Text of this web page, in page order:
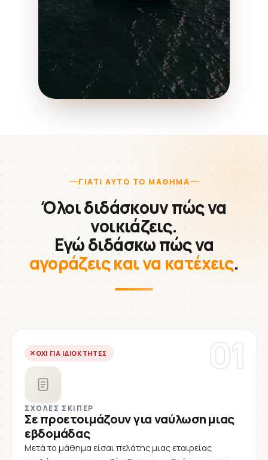
ΓΙΑΤΊ ΑΥΤΌ ΤΟ ΜΆΘΗΜΑ
Όλοι διδάσκουν πώς να
νοικιάζεις.
Εγώ διδάσκω πώς να
αγοράζεις και να κατέχεις.
01
ΌΧΙ ΓΙΑ ΙΔΙΟΚΤΉΤΕΣ
ΣΧΟΛΈΣ ΣΚΊΠΕΡ
Σε προετοιμάζουν για ναύλωση μιας
εβδομάδας
Μετά το μάθημα είσαι πελάτης μιας εταιρείας